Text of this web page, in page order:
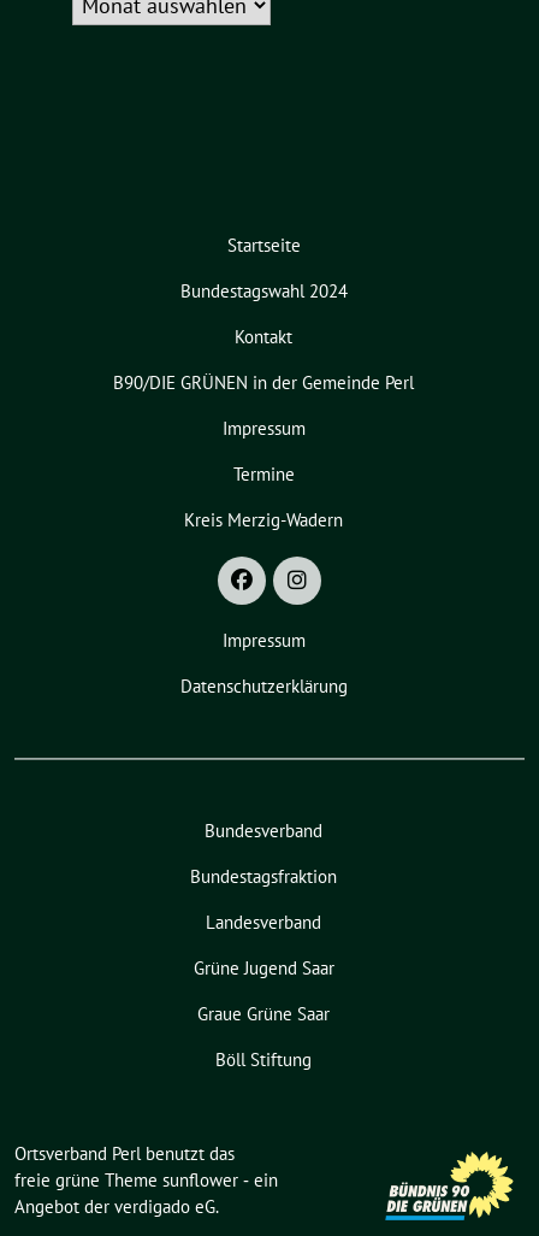
Startseite
Bundestagswahl 2024
Kontakt
B90/DIE GRÜNEN in der Gemeinde Perl
Impressum
Termine
Kreis Merzig-Wadern
Impressum
Datenschutzerklärung
Bundesverband
Bundestagsfraktion
Landesverband
Grüne Jugend Saar
Graue Grüne Saar
Böll Stiftung
Ortsverband Perl benutzt das
freie grüne Theme sunflower ‐ ein
Angebot der verdigado eG.